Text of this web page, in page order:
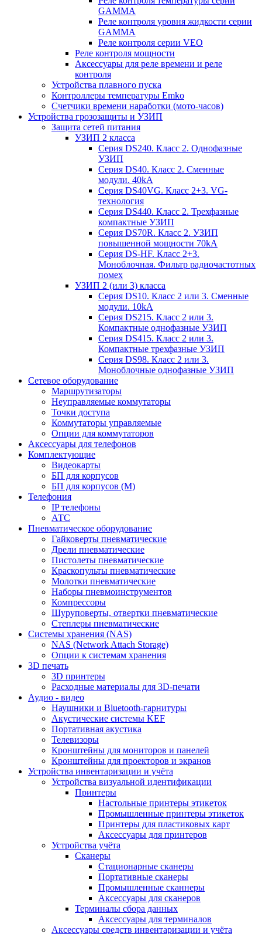
GAMMA
Реле контроля уровня жидкости серии
GAMMA
Реле контроля серии VEO
Реле контроля мощности
Аксессуары для реле времени и реле
контроля
Устройства плавного пуска
Контроллеры температуры Emko
Счетчики времени наработки (мото-часов)
Устройства грозозащиты и УЗИП
Защита сетей питания
УЗИП 2 класса
Серия DS240. Класс 2. Однофазные
УЗИП
Серия DS40. Класс 2. Сменные
модули. 40kA
Серия DS40VG. Класс 2+3. VG-
технология
Серия DS440. Класс 2. Трехфазные
компактные УЗИП
Серия DS70R. Класс 2. УЗИП
повышенной мощности 70kA
Серия DS-HF. Класс 2+3.
Моноблочная. Фильтр радиочастотных
помех
УЗИП 2 (или 3) класса
Серия DS10. Класс 2 или 3. Сменные
модули. 10kA
Серия DS215. Класс 2 или 3.
Компактные однофазные УЗИП
Серия DS415. Класс 2 или 3.
Компактные трехфазные УЗИП
Серия DS98. Класс 2 или 3.
Моноблочные однофазные УЗИП
Сетевое оборудование
Маршрутизаторы
Неуправляемые коммутаторы
Точки доступа
Коммутаторы управляемые
Опции для коммутаторов
Аксессуары для телефонов
Комплектующие
Видеокарты
БП для корпусов
БП для корпусов (М)
Телефония
IP телефоны
АТС
Пневматическое оборудование
Гайковерты пневматические
Дрели пневматические
Пистолеты пневматические
Краскопульты пневматические
Молотки пневматические
Наборы пневмоинструментов
Компрессоры
Шуруповерты, отвертки пневматические
Степлеры пневматические
Cистемы хранения (NAS)
NAS (Network Attach Storage)
Опции к системам хранения
3D печать
3D принтеры
Расходные материалы для 3D-печати
Аудио - видео
Наушники и Bluetooth-гарнитуры
Акустические системы KEF
Портативная акустика
Телевизоры
Кронштейны для мониторов и панелей
Кронштейны для проекторов и экранов
Устройства инвентаризации и учёта
Устройства визуальной идентификации
Принтеры
Настольные принтеры этикеток
Промышленные принтеры этикеток
Принтеры для пластиковых карт
Аксессуары для принтеров
Устройства учёта
Сканеры
Стационарные сканеры
Портативные сканеры
Промышленные сканнеры
Аксессуары для сканеров
Терминалы сбора данных
Аксессуары для терминалов
Аксессуары средств инвентаризации и учёта